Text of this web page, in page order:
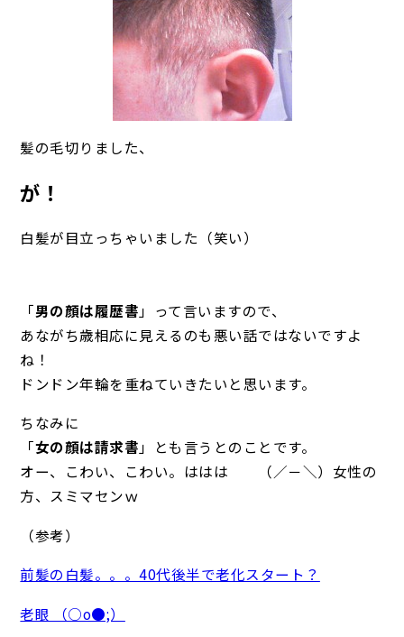
髪の毛切りました、
が！
白髪が目立っちゃいました（笑い）
「男の顔は履歴書 」って言いますので、
あながち歳相応に見えるのも悪い話ではないですよ
ね！
ドンドン年輪を重ねていきたいと思います。
ちなみに
「女の顔は請求書 」とも言うとのことです。
オー、こわい、こわい。ははは （／－＼）女性の
方、スミマセンｗ
（参考）
前髪の白髪。。。40代後半で老化スタート？
老眼 （○o●;）